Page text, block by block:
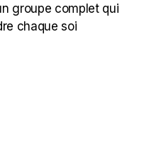
groupe complet qui
chaque soi